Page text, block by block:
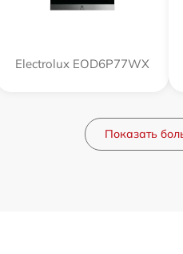
Electrolux EOD6P77WX
Показать